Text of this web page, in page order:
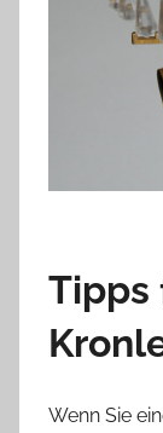
Tipps
Wenn Sie